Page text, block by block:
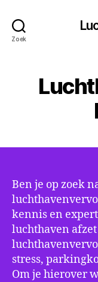
Zoek
Ben je op zoek
kennis en
luchthaven
stress,
Om je hierover